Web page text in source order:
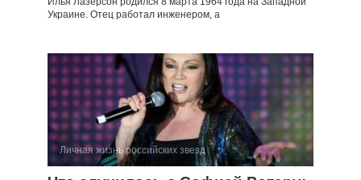
Украине. Отец работал инженером, а
Личная жизнь российских звезд